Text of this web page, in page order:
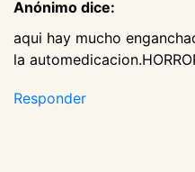
Anónimo dice:
aqui hay mucho
la
Responder